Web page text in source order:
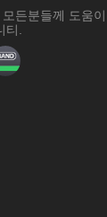
든분들께 도움이
.